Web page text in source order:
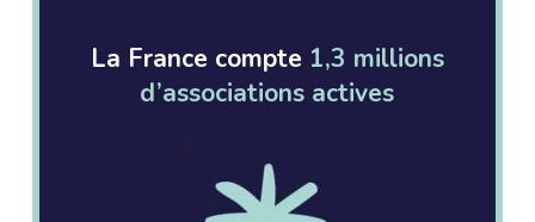
La France compte 1,3 millions
d’associations actives